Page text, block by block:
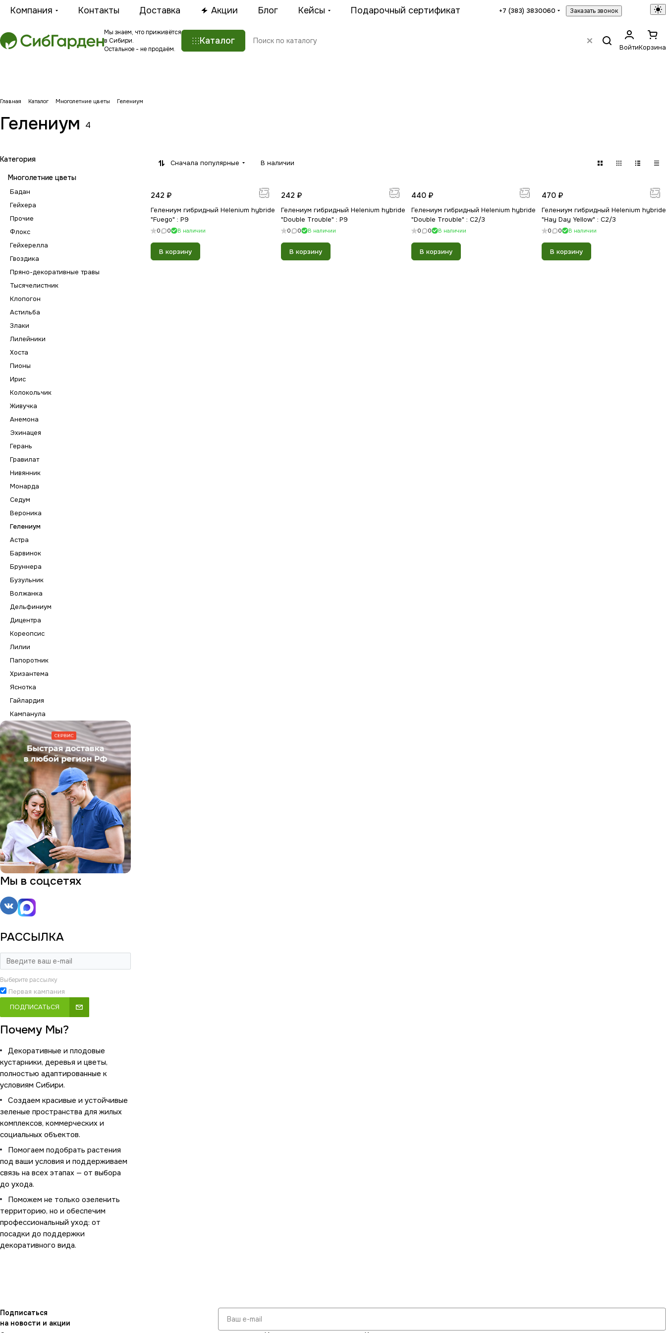
Компания Контакты Доставка Акции Блог Кейсы Подарочный сертификат +7 (383) 3830060 Заказать звонок
Мы знаем, что приживётся
в Сибири.
Остальное - не продаём.
Каталог
ВойтиКорзина
Главная Каталог Многолетние цветы Гелениум
Гелениум 4
Сначала популярные В наличии
242 ₽
Гелениум гибридный Helenium hybride
"Fuego" : Р9
0 0 В наличии
В корзину
242 ₽
Гелениум гибридный Helenium hybride
"Double Trouble" : P9
0 0 В наличии
В корзину
440 ₽
Гелениум гибридный Helenium hybride
"Double Trouble" : C2/3
0 0 В наличии
В корзину
470 ₽
Гелениум гибридный Helenium hybride
"Hay Day Yellow" : С2/3
0 0 В наличии
В корзину
Категория
Многолетние цветы
Бадан
Гейхера
Прочие
Флокс
Гейхерелла
Гвоздика
Пряно-декоративные травы
Тысячелистник
Клопогон
Астильба
Злаки
Лилейники
Хоста
Пионы
Ирис
Колокольчик
Живучка
Анемона
Эхинацея
Герань
Гравилат
Нивянник
Монарда
Седум
Вероника
Гелениум
Астра
Барвинок
Бруннера
Бузульник
Волжанка
Дельфиниум
Дицентра
Кореопсис
Лилии
Папоротник
Хризантема
Яснотка
Гайлардия
Кампанула
Мы в соцсетях
РАССЫЛКА
Выберите рассылку
Первая кампания
ПОДПИСАТЬСЯ
Почему Мы?
Декоративные и плодовые
кустарники, деревья и цветы,
полностью адаптированные к
условиям Сибири.
Создаем красивые и устойчивые
зеленые пространства для жилых
комплексов, коммерческих и
социальных объектов.
Помогаем подобрать растения
под ваши условия и поддерживаем
связь на всех этапах — от выбора
до ухода.
Поможем не только озеленить
территорию, но и обеспечим
профессиональный уход: от
посадки до поддержки
декоративного вида.
Подписаться
на новости и акции